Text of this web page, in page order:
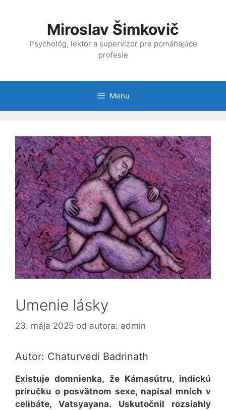
Miroslav Šimkovič
Psychológ, lektor a supervízor pre pomáhajúce
profesie
Menu
Umenie lásky
23. mája 2025 od autora: admin
Autor: Chaturvedi Badrinath
Existuje domnienka, že Kámasútru, indickú
príručku o posvätnom sexe, napísal mních v
celibáte, Vatsyayana. Uskutočnil rozsiahly